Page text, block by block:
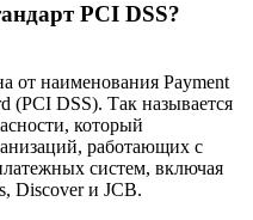
PCI DSS?
от наименования Payment
(PCI DSS). Так называется
который
работающих с
систем, включая
Discover и JCB.